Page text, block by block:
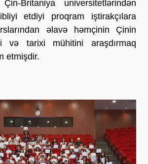
Britaniya universitetlərindən
etdiyi proqram iştirakçılara
əlavə həmçinin Çinin
və tarixi mühitini araşdırmaq
etmişdir.